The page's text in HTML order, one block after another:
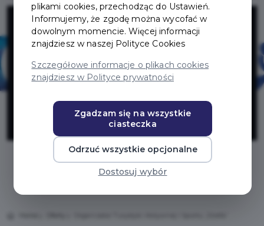
Organizator
Turystyki
Aktywnej i
Sportu „Strefa”
plikami cookies, przechodząc do Ustawień.
Informujemy, że zgodę można wycofać w
dowolnym momencie. Więcej informacji
znajdziesz w naszej Polityce Cookies
Szczegółowe informacje o plikach cookies
znajdziesz w Polityce prywatności
Zgadzam się na wszystkie
ciasteczka
Odrzuć wszystkie opcjonalne
Dostosuj wybór